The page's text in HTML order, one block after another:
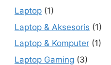
Laptop (1)
Laptop & Aksesoris (1)
Laptop & Komputer (1)
Laptop Gaming (3)